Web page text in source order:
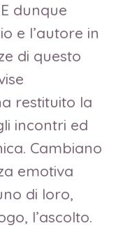
dunque
e l’autore in
di questo
restituito la
incontri ed
Cambiano
emotiva
di loro,
l’ascolto.